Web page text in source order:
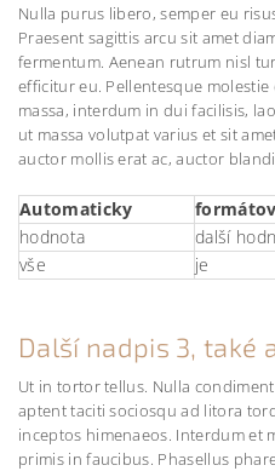
Nulla purus libero, semper eu
Praesent sagittis arcu sit amet
fermentum. Aenean rutrum nisl
efficitur eu. Pellentesque
massa, interdum in dui facilisis,
ut massa volutpat varius et sit
auctor mollis erat ac, auctor
Automaticky
hodnota
další
vše
je
Další nadpis 3, také
Ut in tortor tellus. Nulla
aptent taciti sociosqu ad litora
inceptos himenaeos. Interdum et
primis in faucibus. Phasellus